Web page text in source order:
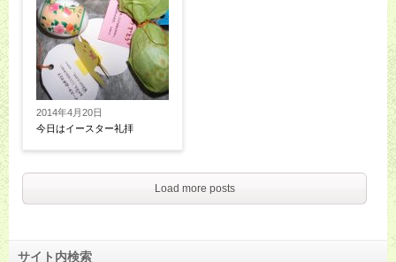
2014年4月20日
今日はイースター礼拝
Load more posts
サイト内検索